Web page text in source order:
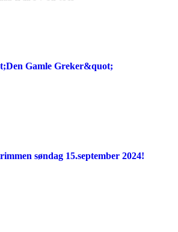
Gamle Greker&quot;
søndag 15.september 2024!